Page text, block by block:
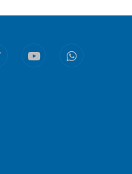
YoutubeWhatsapp